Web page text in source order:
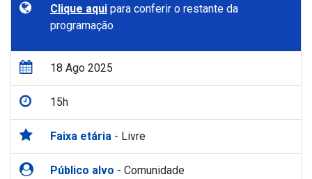
Clique aqui para conferir o restante da
programação
18 Ago 2025
15h
Faixa etária - Livre
Público alvo - Comunidade